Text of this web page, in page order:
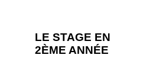
LE STAGE EN
2ÈME ANNÉE